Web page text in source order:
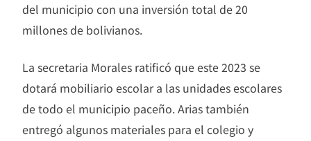
del municipio con una inversión total de 20
millones de bolivianos.
La secretaria Morales ratificó que este 2023 se
dotará mobiliario escolar a las unidades escolares
de todo el municipio paceño. Arias también
entregó algunos materiales para el colegio y